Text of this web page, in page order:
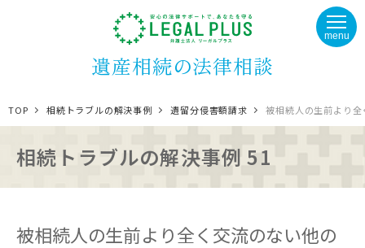
遺産相続の法律相談
menu
TOP 相続トラブルの解決事例 遺留分侵害額請求 被相続人の生前より
相続トラブルの解決事例 51
被相続人の生前より全く交流のない他の